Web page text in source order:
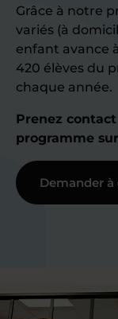
Grâce à notre
variés (à
enfant avance
420 élèves du
chaque année.
Prenez
programme
Demander à